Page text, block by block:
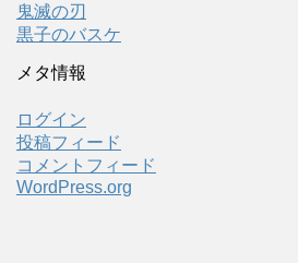
鬼滅の刃
黒子のバスケ
メタ情報
ログイン
投稿フィード
コメントフィード
WordPress.org